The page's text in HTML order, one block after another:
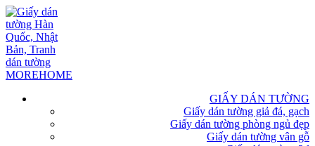
GIẤY DÁN TƯỜNG
Giấy dán tường giả đá, gạch
Giấy dán tường phòng ngủ đẹp
Giấy dán tường vân gỗ